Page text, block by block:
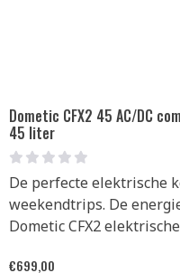
Dometic CFX2 45 AC/DC
45 liter
De perfecte elektrische
weekendtrips. De
Dometic CFX2
€699,00